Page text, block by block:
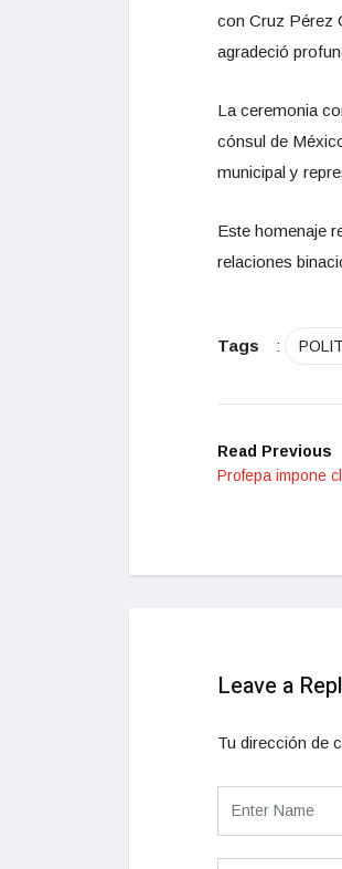
con Cruz Pérez
agradeció
La ceremonia
cónsul de
municipal y
Este homenaje
relaciones
Tags :
Read Previous
Profepa impone
Leave a
Tu dirección de